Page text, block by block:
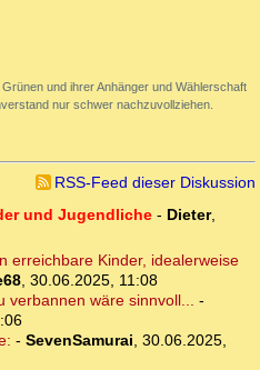
und ihrer Anhänger und Wählerschaft
nur schwer nachzuvollziehen.
RSS-Feed dieser Diskussion
und Jugendliche- Dieter,
erreichbare Kinder, idealerweise
, 30.06.2025, 11:08
verbannen wäre sinnvoll... -
- SevenSamurai, 30.06.2025,